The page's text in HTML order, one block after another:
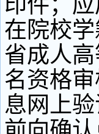
印件；
在院校
省成人
名资格
息网上